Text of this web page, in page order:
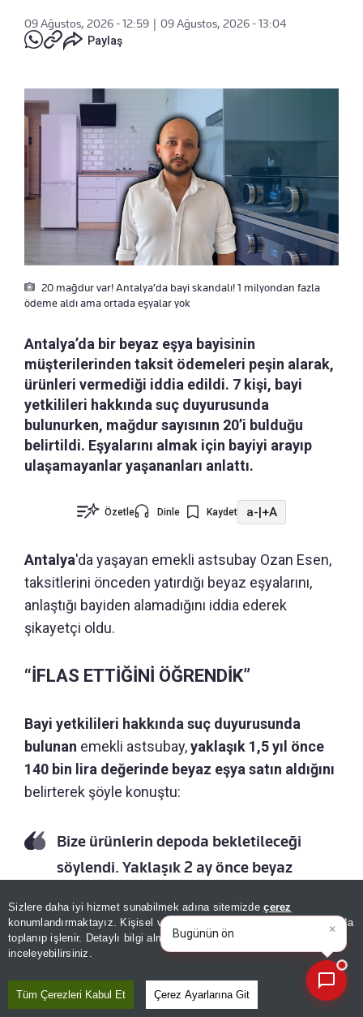
Sizlere daha iyi hizmet sunabilmek adına sitemizdeçerez
konumlandırmaktayız. Kişisel verileriniz, KVKK ve GDPR kapsamında
toplanıp işlenir. Detaylı bilgi almak içinAydınlatma Metnimizi
inceleyebilirsiniz.
Tüm Çerezleri Kabul Et Çerez Ayarlarına Git
09 Ağustos, 2026 - 12:59
09 Ağustos, 2026 - 13:04
Paylaş
20 mağdur var! Antalya’da bayi skandalı! 1 milyondan fazla
ödeme aldı ama ortada eşyalar yok
Antalya’da bir beyaz eşya bayisinin
müşterilerinden taksit ödemeleri peşin alarak,
ürünleri vermediği iddia edildi. 7 kişi, bayi
yetkilileri hakkında suç duyurusunda
bulunurken, mağdur sayısının 20’i bulduğu
belirtildi. Eşyalarını almak için bayiyi arayıp
ulaşamayanlar yaşananları anlattı.
Özetle Dinle Kaydet a-|+A
Antalya'da yaşayan emekli astsubay Ozan Esen,
taksitlerini önceden yatırdığı beyaz eşyalarını,
anlaştığı bayiden alamadığını iddia ederek
şikayetçi oldu.
“İFLAS ETTİĞİNİ ÖĞRENDİK”
Bayi yetkilileri hakkında suç duyurusunda
bulunan emekli astsubay,yaklaşık 1,5 yıl önce
140 bin lira değerinde beyaz eşya satın aldığını
belirterek şöyle konuştu:
Bize ürünlerin depoda bekletileceği
söylendi. Yaklaşık 2 ay önce beyaz
iflas ettiğini öğrendik. Muhatap
bulamıyoruz. Ürünlerin güncel değeri
×
Bugünün öne çıkan manşetleri
ve gelişmeleri neler?